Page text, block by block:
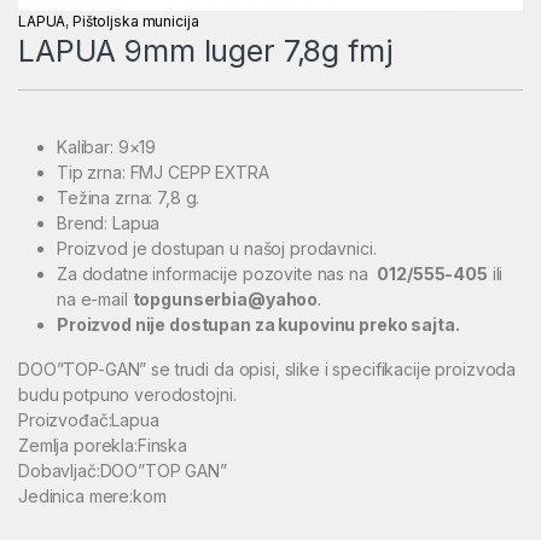
LAPUA,Pištoljska municija
LAPUA 9mm luger 7,8g fmj
Kalibar: 9×19
Tip zrna: FMJ CEPP EXTRA
Težina zrna: 7,8 g.
Brend: Lapua
Proizvod je dostupan u našoj prodavnici.
Za dodatne informacije pozovite nas na 012/555-405 ili
na e-mail topgunserbia@yahoo.
Proizvod nije dostupan za kupovinu preko sajta.
DOO”TOP-GAN” se trudi da opisi, slike i specifikacije proizvoda
budu potpuno verodostojni.
Proizvođač:Lapua
Zemlja porekla:Finska
Dobavljač:DOO”TOP GAN”
Jedinica mere:kom